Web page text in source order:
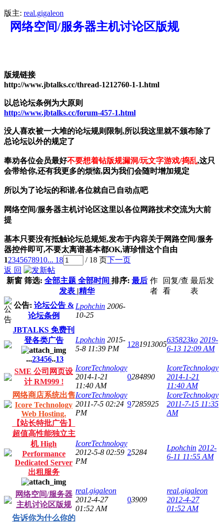
版主: real.gigaleon
网络空间/服务器主机讨论区版规
版规链接
http://www.jbtalks.cc/thread-1212760-1-1.html
以总论坛条例为大原则
http://www.jbtalks.cc/forum-457-1.html
没人喜欢被一大堆的论坛规则限制,所以我这里就不颁布除了
总论坛以外的规定了
奉劝各位会员最好不要想着钻版规漏洞/玩文字游戏/捣乱,这只
会带给你,还有我更多的烦恼,因为我们会随时增加规定
所以为了论坛的和谐,各位就自己自动点吧
网络空间/服务器主机讨论区这里以各位网路技术交流为大前
提
基本只要没有抵触论坛总规矩,发布于内容关于网路空间/服务
器控件即可,不要太离谱基本都OK,请珍惜这个自由
12345678910... 18 / 18 页下一页
返 回
新窗 筛选: 全部主题 全部时间 排序: 最后
发表 |精华
作
者
回复/查
看
最后发
表
公告: 论坛公告 &
论坛条例
Lpohchin 2006-
10-25
JBTALKS 免费刊
登各类广告
...23456..13
Lpohchin 2015-
5-8 11:39 PM
1281913005
635823ko 2019-
6-13 12:09 AM
SME 公司网页设
计 RM999 !
IcoreTechnology
2014-1-21
11:40 AM
0284890
IcoreTechnology
2014-1-21
11:40 AM
网络商店系统出售
Icore Technology
Web Hosting.
IcoreTechnology
2011-7-5 02:24
PM
97285925
IcoreTechnology
2011-7-15 11:35
AM
【站长特批广告】
超值高性能独立主
机 High
Performance
Dedicated Server
出租服务
IcoreTechnology
2012-5-8 02:59
PM
25284
Lpohchin 2012-
6-11 11:55 AM
网络空间/服务器
主机讨论区版规
real.gigaleon
2012-4-27
01:52 AM
03909
real.gigaleon
2012-4-27
01:52 AM
告诉你为什么你的